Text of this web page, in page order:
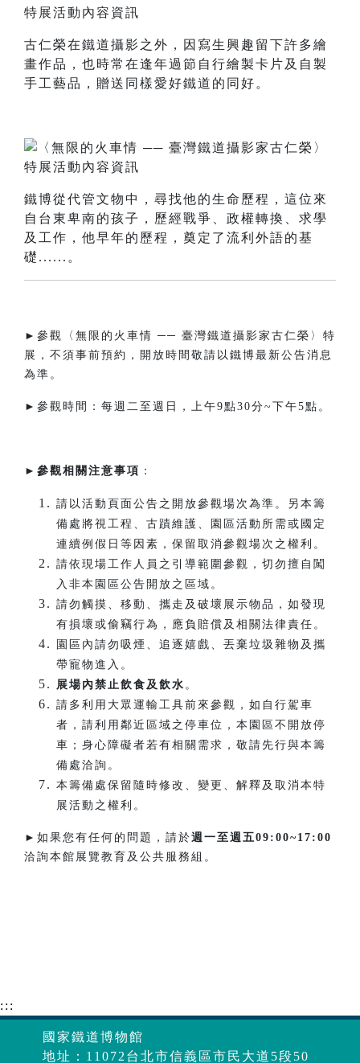
古仁榮在鐵道攝影之外，因寫生興趣留下許多繪
畫作品，也時常在逢年過節自行繪製卡片及自製
手工藝品，贈送同樣愛好鐵道的同好。
鐵博從代管文物中，尋找他的生命歷程，這位來
自台東卑南的孩子，歷經戰爭、政權轉換、求學
及工作，他早年的歷程，奠定了流利外語的基
礎......。
►參觀〈無限的火車情 ── 臺灣鐵道攝影家古仁榮〉特
展，不須事前預約，開放時間敬請以鐵博最新公告消息
為準。
►參觀時間：每週二至週日，上午9點30分~下午5點。​
► 參觀相關注意事項 ：
請以活動頁面公告之開放參觀場次為準。另本籌
備處將視工程、古蹟維護、園區活動所需或國定
連續例假日等因素，保留取消參觀場次之權利。
請依現場工作人員之引導範圍參觀，切勿擅自闖
入非本園區公告開放之區域。
請勿觸摸、移動、攜走及破壞展示物品，如發現
有損壞或偷竊行為，應負賠償及相關法律責任。
園區內請勿吸煙、追逐嬉戲、丟棄垃圾雜物及攜
帶寵物進入。
展場內禁止飲食及飲水 。
請多利用大眾運輸工具前來參觀，如自行駕車
者，請利用鄰近區域之停車位，本園區不開放停
車；身心障礙者若有相關需求，敬請先行與本籌
備處洽詢。
本籌備處保留隨時修改、變更、解釋及取消本特
展活動之權利。
►如果您有任何的問題，請於週一至週五09:00~17:00
洽詢本館展覽教育及公共服務組。
:::
國家鐵道博物館
地址：11072台北市信義區市民大道5段50